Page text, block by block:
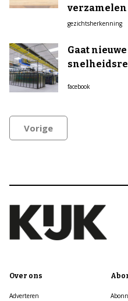
verzamelen
gezichtsherkenning
Gaat
facebook
Vorige
Over ons
Adverteren